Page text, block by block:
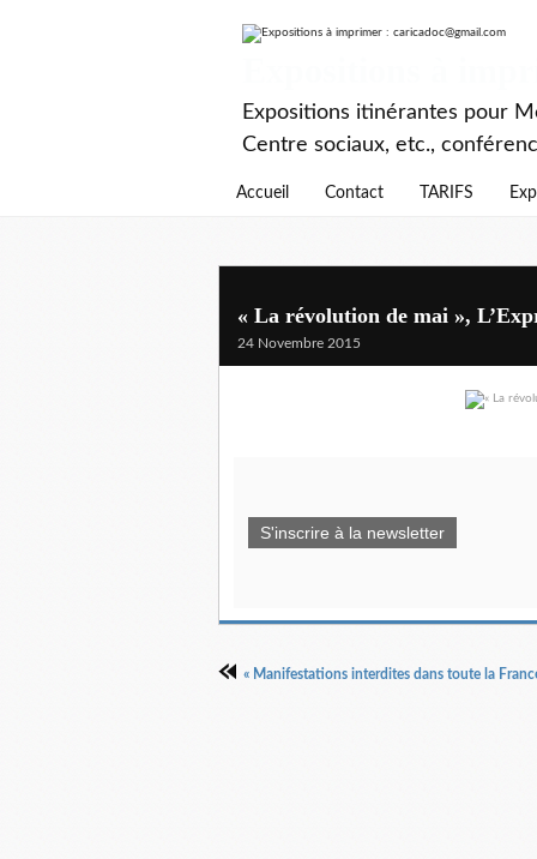
Expositions itinérantes pour
Centre sociaux, etc.,
Accueil Contact TARIFS
« La révolution de mai »,
24 Novembre 2015
S'inscrire à la newsletter